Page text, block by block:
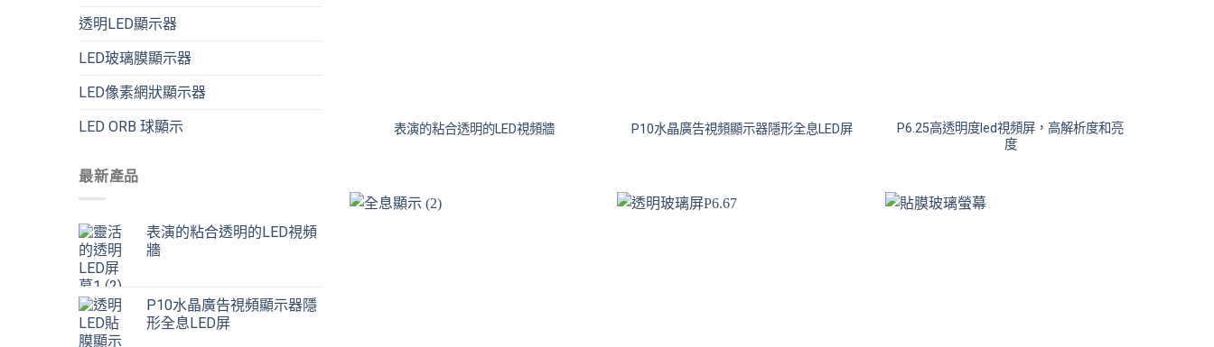
透明LED顯示器
LED玻璃膜顯示器
LED像素網狀顯示器
LED ORB 球顯示
最新產品
表演的粘合透明的LED視頻
牆
P10水晶廣告視頻顯示器隱
形全息LED屏
表演的粘合透明的LED視頻牆 P10水晶廣告視頻顯示器隱形全息LED屏
P6.25高透明度led視頻屏，高解析度和亮
度